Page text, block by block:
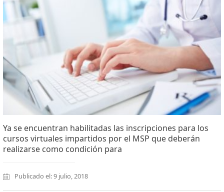
Ya se encuentran habilitadas las inscripciones para los
cursos virtuales impartidos por el MSP que deberán
realizarse como condición para
Publicado el: 9 julio, 2018